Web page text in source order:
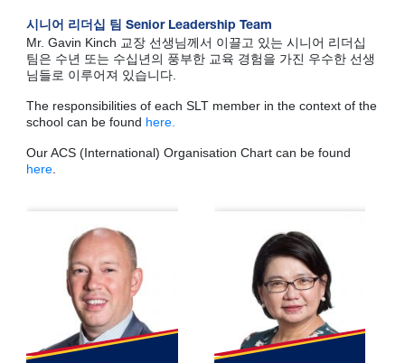
시니어 리더십 팀 Senior Leadership Team
Mr. Gavin Kinch 교장 선생님께서 이끌고 있는 시니어 리더십
팀은 수년 또는 수십년의 풍부한 교육 경험을 가진 우수한 선생
님들로 이루어져 있습니다.
The responsibilities of each SLT member in the context of the
school can be found here.
Our ACS (International) Organisation Chart can be found
here.